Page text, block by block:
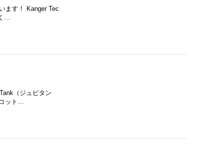
ます！ Kanger Tec
…
（ジュピタン
ット…